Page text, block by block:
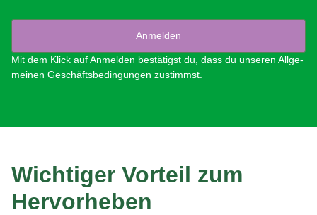
Anmelden
Mit dem Klick auf Anmelden bestätigst du, dass du unseren All­ge­
meinen Geschäfts­be­din­gun­gen zus­timmst.
Wichtiger Vorteil zum
Hervorheben